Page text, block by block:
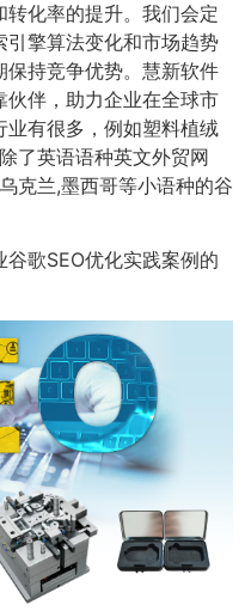
化率的提升。我们会定
擎算法变化和市场趋势
持竞争优势。慧新软件
伙伴，助力企业在全球市
有很多，例如塑料植绒
了英语语种英文外贸网
克兰,墨西哥等小语种的谷
歌SEO优化实践案例的